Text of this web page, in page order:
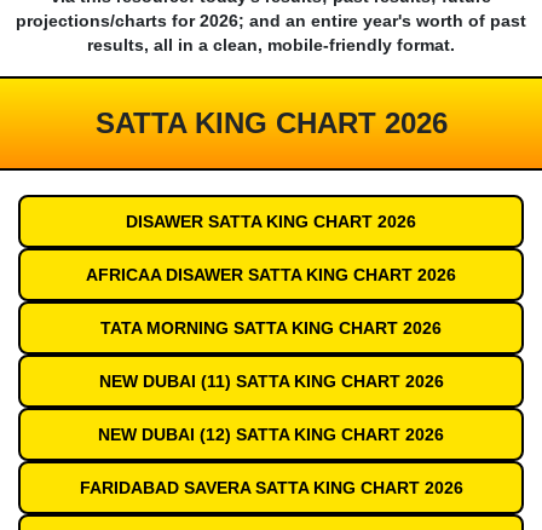
projections/charts for 2026; and an entire year's worth of past
results, all in a clean, mobile-friendly format.
SATTA KING CHART 2026
DISAWER SATTA KING CHART 2026
AFRICAA DISAWER SATTA KING CHART 2026
TATA MORNING SATTA KING CHART 2026
NEW DUBAI (11) SATTA KING CHART 2026
NEW DUBAI (12) SATTA KING CHART 2026
FARIDABAD SAVERA SATTA KING CHART 2026